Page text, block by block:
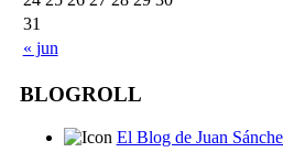
« jun
31
BLOGROLL
El Blog de Juan